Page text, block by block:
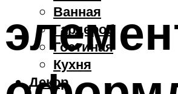
Ванная
Гардероб
Гостиная
Кухня
Декор